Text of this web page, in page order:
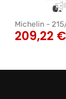
Michelin -
209,22 €